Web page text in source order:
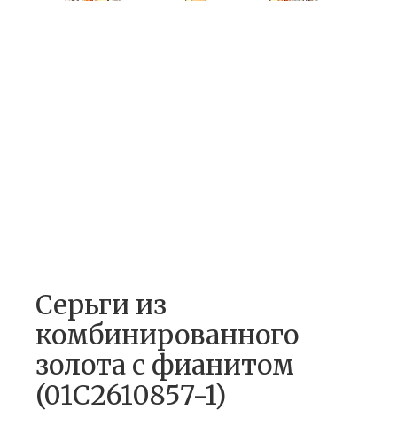
Серьги из
комбинированного
золота c фианитом
(01С2610857-1)